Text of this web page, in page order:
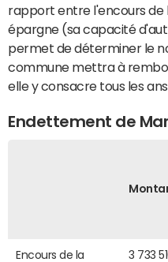
rapport entre l'encours de
épargne (sa capacité
permet de déterminer le
commune mettra à
elle y consacre tous les
Endettement de
Encours de la
3 733